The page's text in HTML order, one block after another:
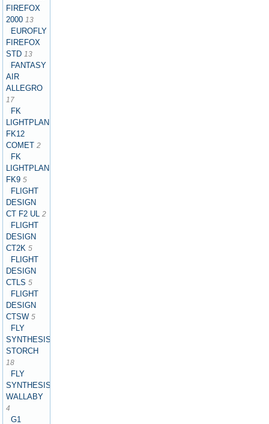
FIREFOX
2000 13
EUROFLY
FIREFOX
STD 13
FANTASY
AIR
ALLEGRO
17
FK
LIGHTPLANES
FK12
COMET 2
FK
LIGHTPLANES
FK9 5
FLIGHT
DESIGN
CT F2 UL 2
FLIGHT
DESIGN
CT2K 5
FLIGHT
DESIGN
CTLS 5
FLIGHT
DESIGN
CTSW 5
FLY
SYNTHESIS
STORCH
18
FLY
SYNTHESIS
WALLABY
4
G1